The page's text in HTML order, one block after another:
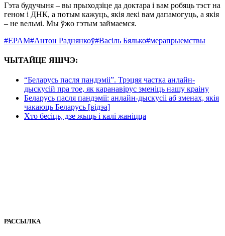
Гэта будучыня – вы прыходзіце да доктара і вам робяць тэст на
геном і ДНК, а потым кажуць, якія лекі вам дапамогуць, а якія
– не вельмі. Мы ўжо гэтым займаемся.
#EPAM#Антон Раднянкоў#Васіль Бялько#мерапрыемствы
ЧЫТАЙЦЕ ЯШЧЭ:
“Беларусь пасля пандэміі”. Трэцяя частка анлайн-
дыскусій пра тое, як каранавірус зменіць нашу краіну
Беларусь пасля пандэміі: анлайн-дыскусіі аб зменах, якія
чакаюць Беларусь [відэа]
Хто бесіць, дзе жыць і калі жаніцца
РАССЫЛКА